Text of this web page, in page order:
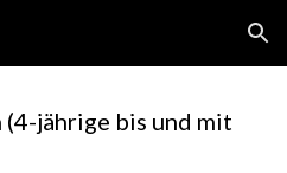
Skip to navigation
jährige bis und mit